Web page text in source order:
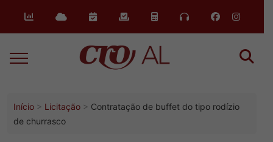
conteúdo
Início Licitação
Contratação de buffet do tipo rodízio
de churrasco